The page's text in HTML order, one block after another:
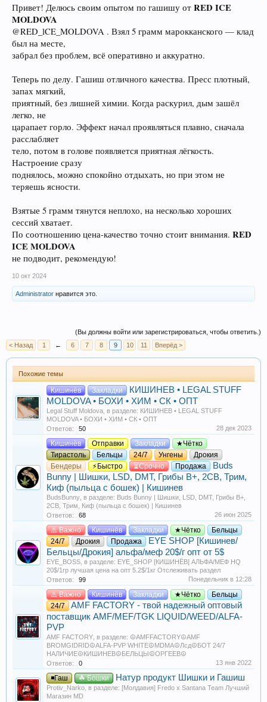
Привет! Делюсь своим опытом по гашишу от RED ICE
MOLDOVA
@RED_lCE_MOLDOVA . Взял 5 грамм марокканского — клад
был на месте,
забрал без проблем, всё оперативно и аккуратно.
Теперь по делу. Гашиш отличного качества. Пресс плотный,
запах мягкий,
приятный, без лишней химии. Когда раскурил, дым зашёл
легко, не
царапает горло. Эффект начал проявляться плавно, сначала
расслабляет
тело, потом в голове появляется приятная лёгкость.
Настроение сразу
поднялось, можно спокойно отдыхать, но при этом не
теряешь ясности.
Взятые 5 грамм тянутся неплохо, на несколько хороших
сессий хватает.
По соотношению цена-качество точно стоит внимания. RED
ICE MOLDOVA
не подводит, рекомендую!
10 окт 2024
Administrator нравится это.
(Вы должны войти или зарегистрироваться, чтобы ответить.)
< Назад
1 ← 6 7 8 9 10 11 Вперёд >
Похожие темы
Кишинёв Закладки
КИШИНЕВ • LEGAL STUFF
MOLDOVA • БОХИ • ХИМ • СК • ОПТ
Legal Stuff Moldova , в разделе: КИШИНЕВ • LEGAL STUFF
MOLDOVA • БОХИ • ХИМ • СК • ОПТ
Ответов:
50 28 дек 2023
Кишинёв Отправки Закладки
★Чётко
Тирастоль
Бельцы 24/7 Унгены
Дрокия
Бендеры
⚡Быстро ⏳Срочно Продажа
Buds
Bunny | Шишки, LSD, DMT, Грибы B+, 2СB, Трим,
Киф (пыльца с бошек) | Кишинев
BudsBunny , в разделе: Buds Bunny | Шишки, LSD, DMT, Грибы B+,
2СB, Трим, Киф (пыльца с бошек) | Кишинев
Ответов:
68 26 июн 2025
⚠️ Важно Кишинёв Закладки ★Чётко
Бельцы
24/7
Дрокия Продажа
EYE SHOP [Кишинев/
Бельцы/Дрокия] альфа/меф 20$/г опт от 5$
EYE_BOSS , в разделе: EYE_SHOP [КИШИНЁВ] АЛЬФА/МЕФ HQ
20$/1гр лучшая цена на опт 5.2$/1кг Отслеживать раздел
Ответов:
99 Понедельник в 12:28
⚠️ Важно Кишинёв Закладки ★Чётко
Бельцы
24/7
AMF FACTORY - твой надежный оптовый
поставщик AMF/MEF/TGK LIQUID/WEED/ALFA-
PVP
AMF FACTORY , в разделе: ☮️AMFFACTORY☮️AMF
BROMGIDRID☮️ALFA-PVP WHITE☮️MDMA☮️Лсд☮️БОТ 24/7
НАЛИЧИЕ☮️КИШИНЕВ☮️БЕЛЬЦЫ☮️ОРГЕЕВ☮️
Ответов:
0 13 янв 2022
◾Гаш ☘ Бошки Натур продукт Шишки и Гашиш
Protiv_Narko , в разделе: [Молдавия] Fredo x Santana Team Лучший
Магазин MD